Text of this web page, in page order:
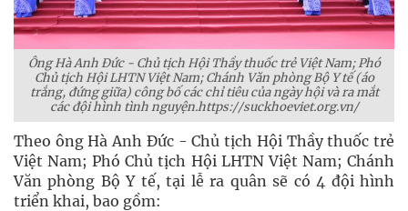
Ông Hà Anh Đức - Chủ tịch Hội Thầy thuốc trẻ Việt Nam; Phó
Chủ tịch Hội LHTN Việt Nam; Chánh Văn phòng Bộ Y tế (áo
trắng, đứng giữa) công bố các chỉ tiêu của ngày hội và ra mắt
các đội hình tình nguyện.https://suckhoeviet.org.vn/
Theo ông Hà Anh Đức - Chủ tịch Hội Thầy thuốc trẻ
Việt Nam; Phó Chủ tịch Hội LHTN Việt Nam; Chánh
Văn phòng Bộ Y tế, tại lễ ra quân sẽ có 4 đội hình
triển khai, bao gồm: